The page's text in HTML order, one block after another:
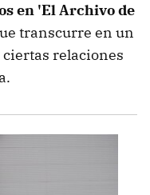
en 'El Archivo de
transcurre en un
relaciones